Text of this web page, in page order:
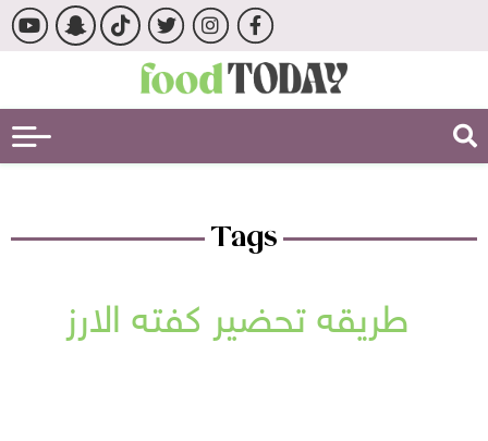
Tags
طريقه تحضير كفته الارز